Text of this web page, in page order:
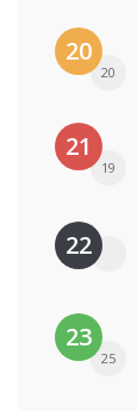
20
20
21
19
22
23
25